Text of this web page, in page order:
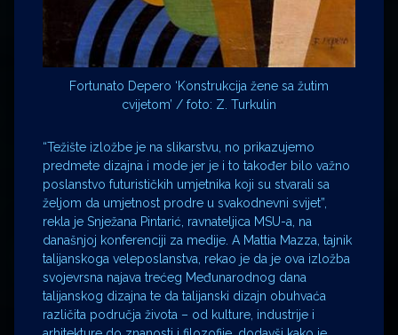
Fortunato Depero ‘Konstrukcija žene sa žutim
cvijetom’ / foto: Z. Turkulin
“Težište izložbe je na slikarstvu, no prikazujemo
predmete dizajna i mode jer je i to također bilo važno
poslanstvo futurističkih umjetnika koji su stvarali sa
željom da umjetnost prodre u svakodnevni svijet”,
rekla je Snježana Pintarić, ravnateljica MSU-a, na
današnjoj konferenciji za medije. A Mattia Mazza, tajnik
talijanskoga veleposlanstva, rekao je da je ova izložba
svojevrsna najava trećeg Međunarodnog dana
talijanskog dizajna te da talijanski dizajn obuhvaća
različita područja života – od kulture, industrije i